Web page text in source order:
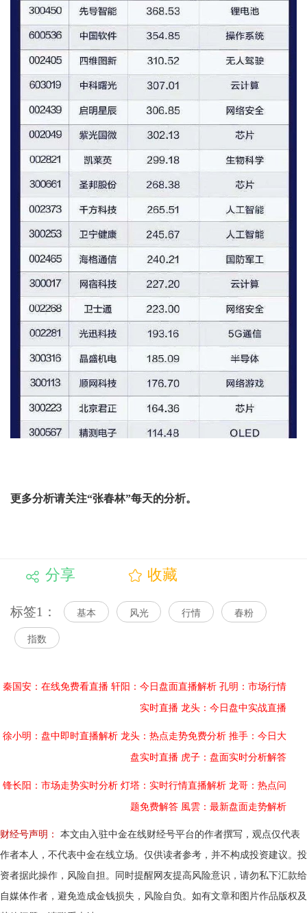
更多分析请关注“张春林”每天的分析。
分享 收藏
标签1： 基本 风光 行情 春粉
指数
秦国安：在线免费看直播 轩阳：今日盘面直播解析 孔明：市场行情
实时直播 龙头：今日盘中实战直播
徐小明：盘中即时直播解析 龙头：热点走势免费分析 推手：今日大
盘实时直播 虎子：盘面实时分析解答
锋长阳：市场走势实时分析 灯塔：实时行情直播解析 龙哥：热点问
题免费解答 風雲：最新盘面走势解析
财经号声明：
本文由入驻中金在线财经号平台的作者撰写，观点仅代表
作者本人，不代表中金在线立场。仅供读者参考，并不构成投资建议。投
资者据此操作，风险自担。同时提醒网友提高风险意识，请勿私下汇款给
自媒体作者，避免造成金钱损失，风险自负。如有文章和图片作品版权及